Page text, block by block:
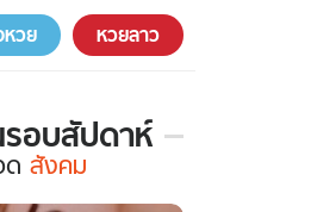
รอบตัว
หวย หวยลาว
รอบสัปดาห์
ด สังคม